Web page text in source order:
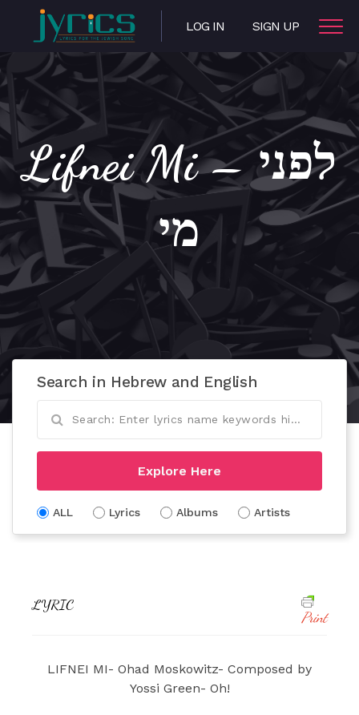
LOG IN SIGN UP
Lifnei Mi – לפני
מי
Search in Hebrew and English
Explore Here
ALL Lyrics Albums Artists
LYRIC
Print
LIFNEI MI- Ohad Moskowitz- Composed by
Yossi Green- Oh!